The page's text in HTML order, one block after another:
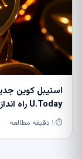
استیبل کوین
U.Today راه اندازی می شود
⏱ ۱ دقیقه مطالعه